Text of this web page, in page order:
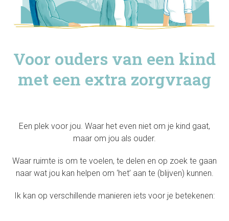
Voor ouders van een kind
met een extra zorgvraag
Een plek voor jou. Waar het even niet om je kind gaat,
maar om jou als ouder.
Waar ruimte is om te voelen, te delen en op zoek te gaan
naar wat jou kan helpen om ‘het’ aan te (blijven) kunnen.
Ik kan op verschillende manieren iets voor je betekenen: